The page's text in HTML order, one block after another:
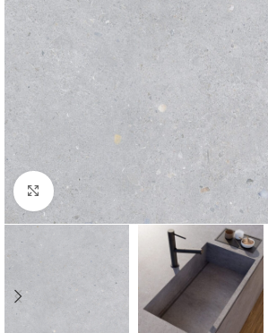
Click to enlarge